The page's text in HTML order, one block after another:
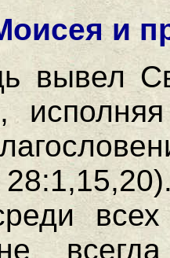
и
вывел